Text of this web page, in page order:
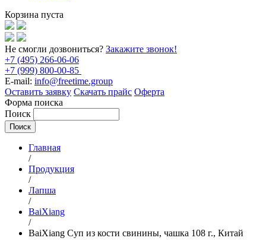
Корзина пуста
Не смогли дозвониться? Закажите звонок!
+7 (495) 266-06-06
+7 (999) 800-00-85
E-mail: info@freetime.group
Оставить заявку Скачать прайс Оферта
Форма поиска
Поиск
Главная
/
Продукция
/
Лапша
/
BaiXiang
/
BaiXiang Суп из кости свинины, чашка 108 г., Китай